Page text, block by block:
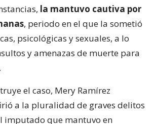
la mantuvo cautiva por
, periodo en el que la sometió
psicológicas y sexuales, a lo
y amenazas de muerte para
el caso, Mery Ramírez
a la pluralidad de graves delitos
imputado que mantuvo en